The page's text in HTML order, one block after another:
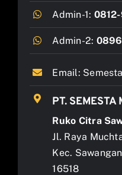
Admin-1:
Admin-2:
Email:
PT. SEMESTA
Ruko Citra
Jl. Raya
Kec.
16518